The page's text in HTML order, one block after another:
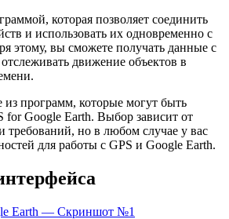
которая позволяет соединить
и использовать их одновременно с
этому, вы сможете получать данные с
движение объектов в
из программ, которые могут быть
for Google Earth. Выбор зависит от
требований, но в любом случае у вас
для работы с GPS и Google Earth.